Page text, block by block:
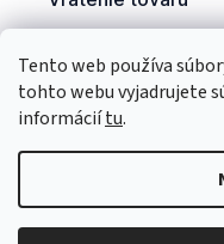
Tento web používa
tohto webu vyjadrujete
informáciítu.